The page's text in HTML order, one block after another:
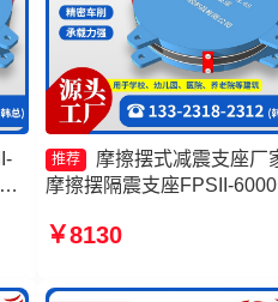
推荐
摩擦摆式减震支座厂
摩擦摆隔震支座FPSII-
产厂家 建筑摩擦摆隔震支
￥8130